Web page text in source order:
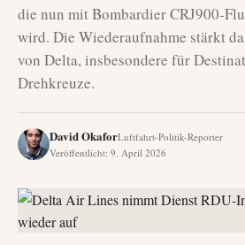
die nun mit Bombardier CRJ900-
wird. Die Wiederaufnahme stärkt
von Delta, insbesondere für
Drehkreuze.
David OkaforLuftfahrt-Politik-Reporter
Veröffentlicht: 9. April 2026